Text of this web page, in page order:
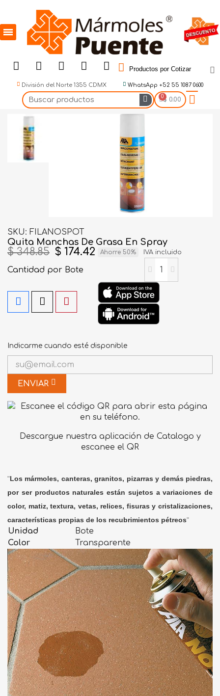
Productos por Cotizar
División del Norte 1355 CDMX WhatsApp +52 55 1087 0600
$ 0.00
SKU FILANOSPOT
Quita Manchas De Grasa En Spray
$ 348.85 $ 174.42 Ahorre 50% IVA incluido
Cantidad por Bote
Indicarme cuando esté disponible
ENVIAR
Descargue nuestra aplicación de Catalogo y
escanee el QR
"Los mármoles, canteras, granitos, pizarras y demás piedras,
por ser productos naturales están sujetos a variaciones de
color, matiz, textura, vetas, relices, fisuras y cristalizaciones,
características propias de los recubrimientos pétreos"
Unidad
Bote
Color
Transparente